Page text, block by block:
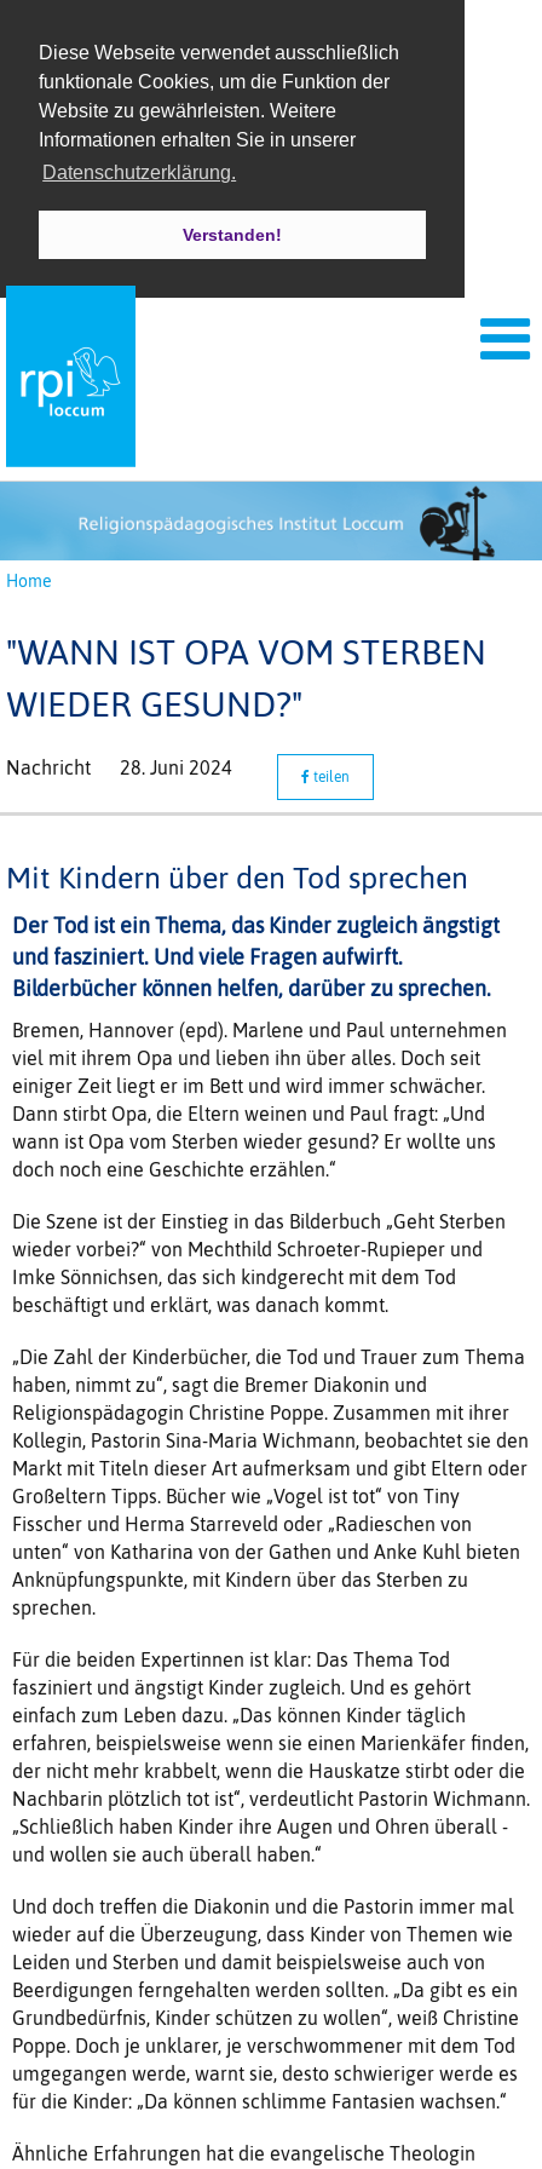
Diese Webseite verwendet ausschließlich
funktionale Cookies, um die Funktion der
Website zu gewährleisten. Weitere
Informationen erhalten Sie in unserer
Datenschutzerklärung.
Verstanden!
Home
"WANN IST OPA VOM STERBEN
WIEDER GESUND?"
Nachricht 28. Juni 2024 teilen
Mit Kindern über den Tod sprechen
Der Tod ist ein Thema, das Kinder zugleich ängstigt
und fasziniert. Und viele Fragen aufwirft.
Bilderbücher können helfen, darüber zu sprechen.
Bremen, Hannover (epd). Marlene und Paul unternehmen
viel mit ihrem Opa und lieben ihn über alles. Doch seit
einiger Zeit liegt er im Bett und wird immer schwächer.
Dann stirbt Opa, die Eltern weinen und Paul fragt: „Und
wann ist Opa vom Sterben wieder gesund? Er wollte uns
doch noch eine Geschichte erzählen.“
Die Szene ist der Einstieg in das Bilderbuch „Geht Sterben
wieder vorbei?“ von Mechthild Schroeter-Rupieper und
Imke Sönnichsen, das sich kindgerecht mit dem Tod
beschäftigt und erklärt, was danach kommt.
„Die Zahl der Kinderbücher, die Tod und Trauer zum Thema
haben, nimmt zu“, sagt die Bremer Diakonin und
Religionspädagogin Christine Poppe. Zusammen mit ihrer
Kollegin, Pastorin Sina-Maria Wichmann, beobachtet sie den
Markt mit Titeln dieser Art aufmerksam und gibt Eltern oder
Großeltern Tipps. Bücher wie „Vogel ist tot“ von Tiny
Fisscher und Herma Starreveld oder „Radieschen von
unten“ von Katharina von der Gathen und Anke Kuhl bieten
Anknüpfungspunkte, mit Kindern über das Sterben zu
sprechen.
Für die beiden Expertinnen ist klar: Das Thema Tod
fasziniert und ängstigt Kinder zugleich. Und es gehört
einfach zum Leben dazu. „Das können Kinder täglich
erfahren, beispielsweise wenn sie einen Marienkäfer finden,
der nicht mehr krabbelt, wenn die Hauskatze stirbt oder die
Nachbarin plötzlich tot ist“, verdeutlicht Pastorin Wichmann.
„Schließlich haben Kinder ihre Augen und Ohren überall -
und wollen sie auch überall haben.“
Und doch treffen die Diakonin und die Pastorin immer mal
wieder auf die Überzeugung, dass Kinder von Themen wie
Leiden und Sterben und damit beispielsweise auch von
Beerdigungen ferngehalten werden sollten. „Da gibt es ein
Grundbedürfnis, Kinder schützen zu wollen“, weiß Christine
Poppe. Doch je unklarer, je verschwommener mit dem Tod
umgegangen werde, warnt sie, desto schwieriger werde es
für die Kinder: „Da können schlimme Fantasien wachsen.“
Ähnliche Erfahrungen hat die evangelische Theologin